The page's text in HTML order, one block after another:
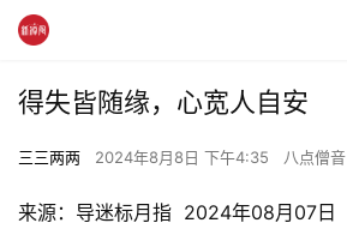
得失皆随缘，心宽人自安
三三两两 2024年8月8日 下午4:35 八点僧音
来源：导迷标月指  2024年08月07日